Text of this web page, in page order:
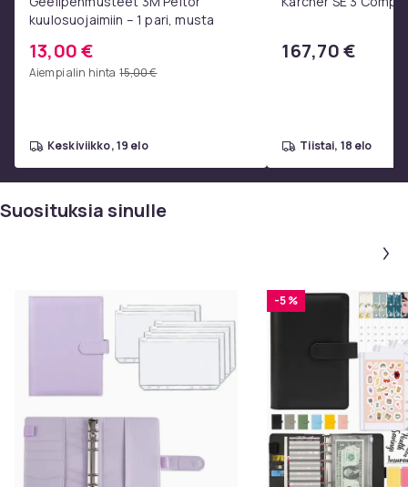
kuulosuojaimiin – 1 pari, musta
13,00 €
Aiempi alin hinta 15,00 €
keskiviikko, 19 elo
167,70 €
tiistai, 18 elo
Suosituksia sinulle
-5 %